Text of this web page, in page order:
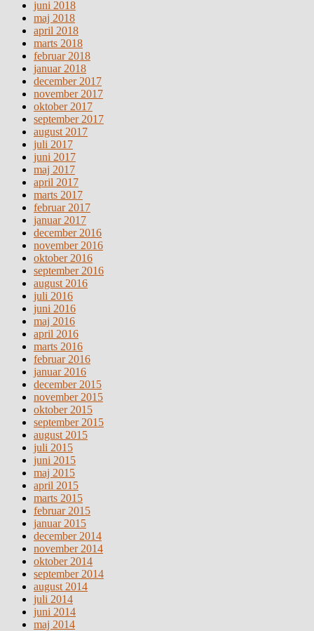
juni 2018
maj 2018
april 2018
marts 2018
februar 2018
januar 2018
december 2017
november 2017
oktober 2017
september 2017
august 2017
juli 2017
juni 2017
maj 2017
april 2017
marts 2017
februar 2017
januar 2017
december 2016
november 2016
oktober 2016
september 2016
august 2016
juli 2016
juni 2016
maj 2016
april 2016
marts 2016
februar 2016
januar 2016
december 2015
november 2015
oktober 2015
september 2015
august 2015
juli 2015
juni 2015
maj 2015
april 2015
marts 2015
februar 2015
januar 2015
december 2014
november 2014
oktober 2014
september 2014
august 2014
juli 2014
juni 2014
maj 2014